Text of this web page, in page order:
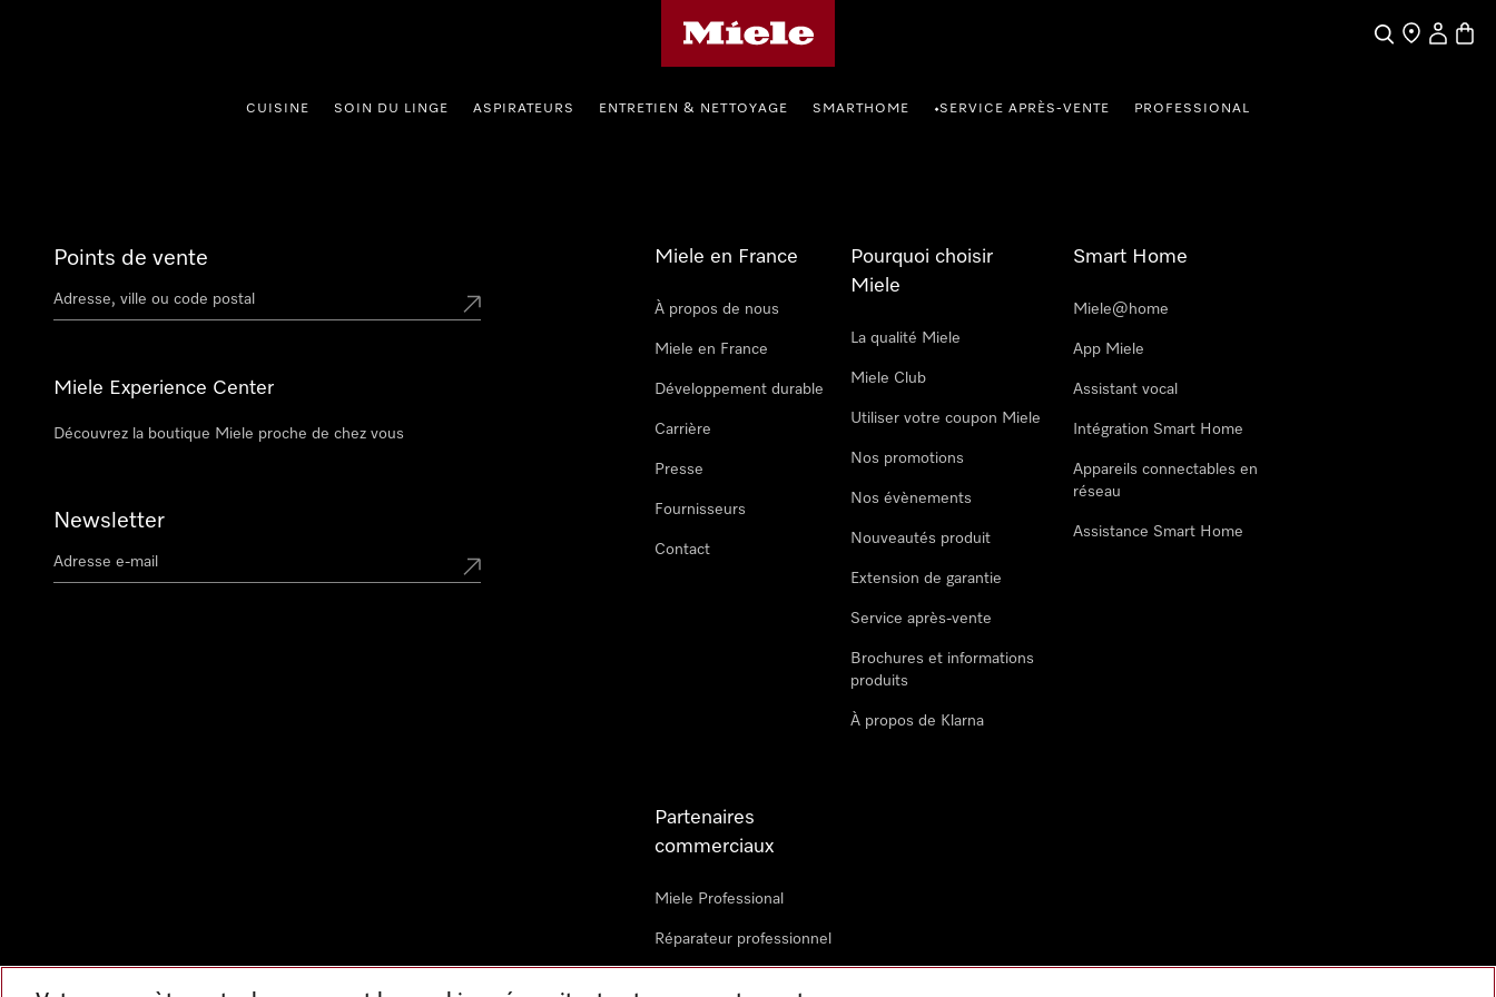
SearchFind a store
My
CUISINE SOIN DU LINGE ASPIRATEURS ENTRETIEN & NETTOYAGE SMARTHOME •SERVICE APRÈS-VENTE PROFESSIONAL
Points de vente
Miele Experience Center
Découvrez la boutique Miele proche de chez vous
Newsletter
Miele en France
À propos de nous
Miele en France
Développement durable
Carrière
Presse
Fournisseurs
Contact
Pourquoi choisir
Miele
La qualité Miele
Miele Club
Utiliser votre coupon Miele
Nos promotions
Nos évènements
Nouveautés produit
Extension de garantie
Service après-vente
Brochures et informations
produits
À propos de Klarna
Smart Home
Miele@home
App Miele
Assistant vocal
Intégration Smart Home
Appareils connectables en
réseau
Assistance Smart Home
Partenaires
commerciaux
Miele Professional
Réparateur professionnel